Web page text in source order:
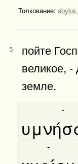
Толкование:
5
пойте
великое, -
земле.
-
-